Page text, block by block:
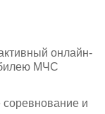
онлайн-
МЧС
соревнование и